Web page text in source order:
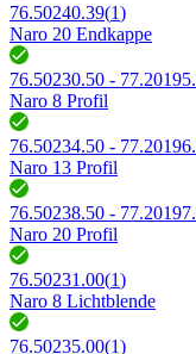
76.50240.39(1)
Naro 20 Endkappe
76.50230.50 -
Naro 8 Profil
76.50234.50 -
Naro 13 Profil
76.50238.50 -
Naro 20 Profil
76.50231.00(1)
Naro 8 Lichtblende
76.50235.00(1)